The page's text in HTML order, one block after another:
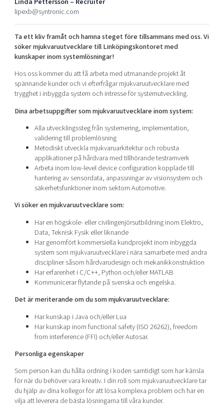
Shaping cities and regions
Bright East
East Sweden Tech Women
Reversed mentorship
Upscaling
Talent & skills
Startup & industry collaboration
Offers to boost your business
Funding opportunities
Our community of companies
Projects
Publications
Project toolbox
Our clusters
Reach out to us
Locations
Today's lunch in Mjärdevi
lipexb@syntronic.com
Ta ett kliv framåt och hamna steget före tillsammans med oss. Vi
söker mjukvaruutvecklare till Linköpingskontoret med
kunskaper inom systemlösningar!
Hos oss kommer du att få arbeta med utmanande projekt åt
spännande kunder och vi efterfrågar mjukvaruutvecklare med
trygghet i inbyggda system och intresse för systemutveckling.
Dina arbetsuppgifter som mjukvaruutvecklare inom system:
Alla utvecklingssteg från systemering, implementation,
validering till problemlösning
Metodiskt utveckla mjukvaruarkitektur och robusta
applikationer på hårdvara med tillhörande testramverk
Arbeta inom low-level device configuration kopplade till
hantering av sensordata, anpassningar av visionsystem och
säkerhetsfunktioner inom sektorn Automotive.
Vi söker en mjukvaruutvecklare som:
Har en högskole- eller civilingenjörsutbildning inom Elektro,
Data, Teknisk Fysik eller liknande
Har genomfört kommersiella kundprojekt inom inbyggda
system som mjukvaruutvecklare i nära samarbete med andra
discipliner såsom hårdvarudesign och mekanikkonstruktion
Har erfarenhet i C/C++, Python och/eller MATLAB
Kommunicerar flytande på svenska och engelska.
Det är meriterande om du som mjukvaruutvecklare:
Har kunskap i Java och/eller Lua
Har kunskap inom functional safety (ISO 26262), freedom
from interference (FFI) och/eller Autosar.
Personliga egenskaper
Som person kan du hålla ordning i koden samtidigt som har känsla
för när du behöver vara kreativ. I din roll som mjukvaruutvecklare tar
du hjälp av dina kollegor för att lösa komplexa problem och har en
vilja att leverera de bästa lösningarna till våra kunder.